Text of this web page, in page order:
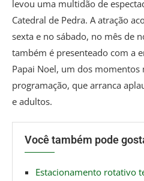
levou uma multidão de
Catedral de Pedra. A atração
sexta e no sábado, no mês de
também é presenteado com a
Papai Noel, um dos momentos
programação, que arranca
e adultos.
Você também pode
Estacionamento rotativo